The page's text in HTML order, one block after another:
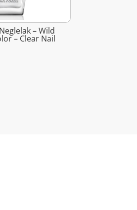
– Wild
– Clear Nail